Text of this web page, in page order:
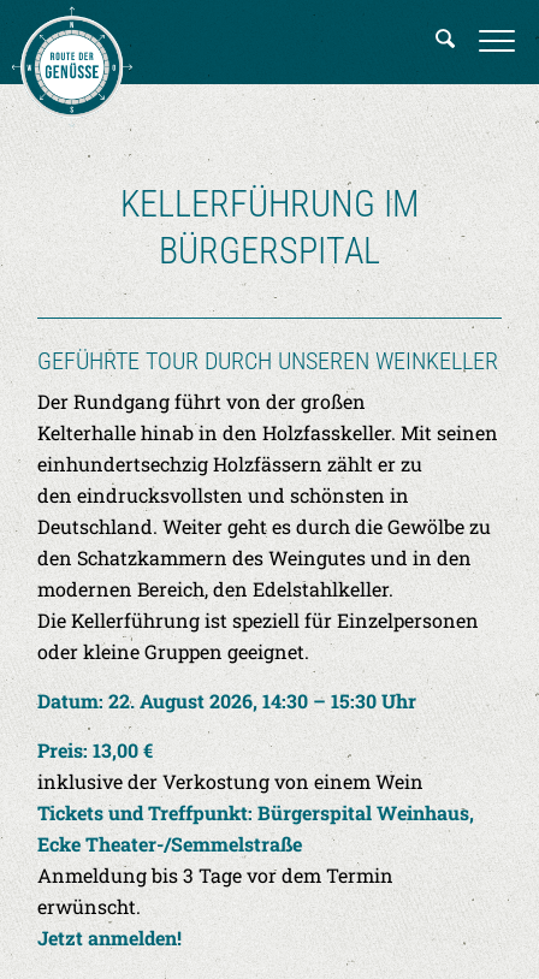
KELLERFÜHRUNG IM
BÜRGERSPITAL
GEFÜHRTE TOUR DURCH UNSEREN WEINKELLER
Der Rundgang führt von der großen
Kelterhalle hinab in den Holzfasskeller. Mit seinen
einhundertsechzig Holzfässern zählt er zu
den eindrucksvollsten und schönsten in
Deutschland. Weiter geht es durch die Gewölbe zu
den Schatzkammern des Weingutes und in den
modernen Bereich, den Edelstahlkeller.
Die Kellerführung ist speziell für Einzelpersonen
oder kleine Gruppen geeignet.
Datum: 22. August 2026, 14:30 – 15:30 Uhr
Preis: 13,00 €
inklusive der Verkostung von einem Wein
Tickets und Treffpunkt: Bürgerspital Weinhaus,
Ecke Theater-/Semmelstraße
Anmeldung bis 3 Tage vor dem Termin
erwünscht.
Jetzt anmelden!